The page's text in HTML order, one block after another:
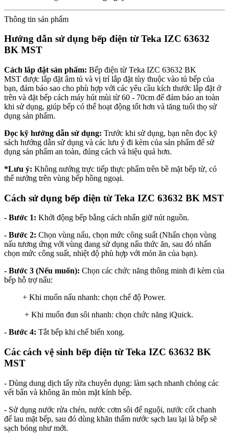
Thông tin sản phẩm
Hướng dẫn sử dụng bếp điện từ Teka IZC 63632
BK MST
Cách lắp đặt sản phẩm: Bếp điện từ Teka IZC 63632 BK
MST được lắp đặt âm tủ và vị trí lắp đặt tùy thuộc vào tủ bếp của
bạn, đảm bảo sao cho phù hợp với các yêu cầu kích thước lắp đặt ở
trên và đặt bếp cách máy hút mùi từ 60 - 70cm để đảm bảo an toàn
khi sử dụng, giúp bếp có thể hoạt động tốt hơn và tăng tuổi thọ sử
dụng sản phẩm.
Đọc kỹ hướng dẫn sử dụng: Trước khi sử dụng, bạn nên đọc kỹ
sách hướng dẫn sử dụng và các lưu ý đi kèm của sản phẩm để sử
dụng sản phẩm an toàn, đúng cách và hiệu quả hơn.
*Lưu ý: Không nướng trực tiếp thực phẩm trên bề mặt bếp từ, có
thể nướng trên vùng bếp hồng ngoại.
Cách sử dụng bếp điện từ Teka IZC 63632 BK MST
- Bước 1: Khởi động bếp bằng cách nhấn giữ nút nguồn.
- Bước 2: Chọn vùng nấu, chọn mức công suất (Nhấn chọn vùng
nấu tương ứng với vùng đang sử dụng nấu thức ăn, sau đó nhấn
chọn mức công suất, nhiệt độ phù hợp với món ăn của bạn).
- Bước 3 (Nếu muốn): Chọn các chức năng thông minh đi kèm của
bếp hỗ trợ nấu:
+ Khi muốn nấu nhanh: chọn chế độ Power.
+ Khi muốn đun sôi nhanh: chọn chức năng iQuick.
- Bước 4: Tắt bếp khi chế biến xong.
Các cách vệ sinh bếp điện từ Teka IZC 63632 BK
MST
- Dùng dung dịch tẩy rửa chuyên dụng: làm sạch nhanh chóng các
vết bẩn và không ăn mòn mặt kính bếp.
- Sử dụng nước rửa chén, nước cơm sôi để nguội, nước cốt chanh
để lau mặt bếp, sau đó dùng khăn thấm nước sạch lau lại là bếp sẽ
sạch bóng như mới.